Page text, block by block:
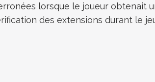
lorsque le joueur obtenait
des extensions durant le